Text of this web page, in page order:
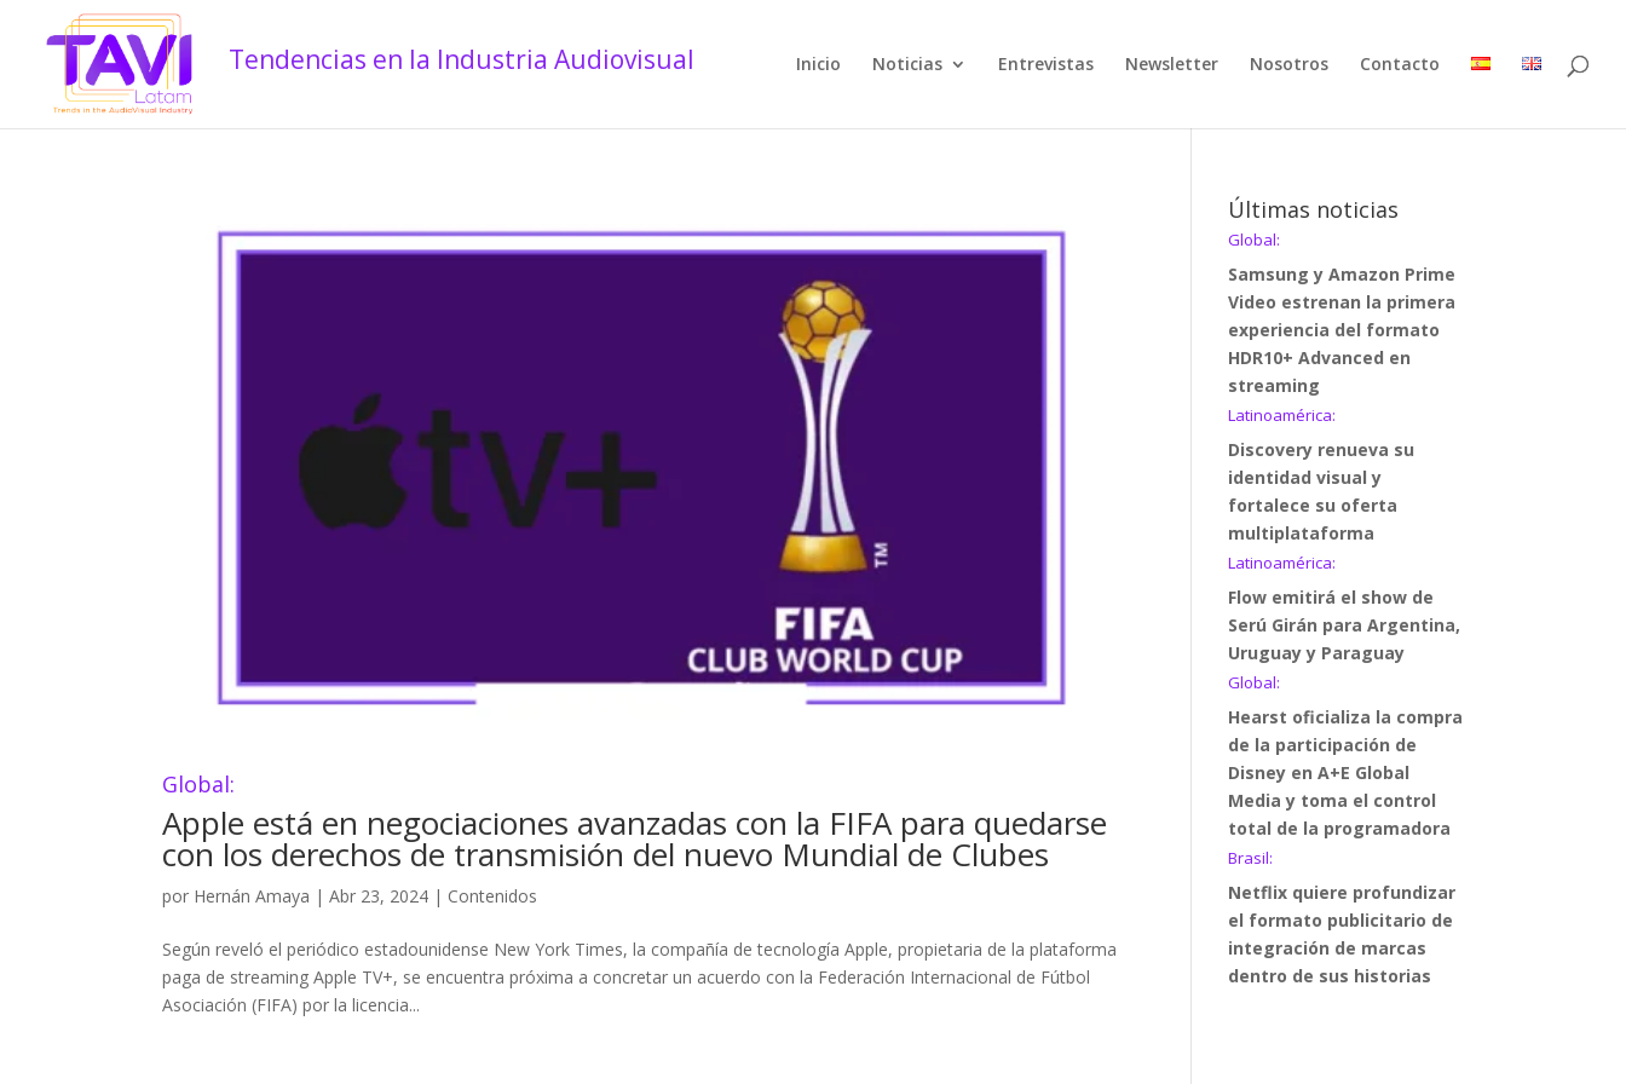
Inicio Noticias Entrevistas Newsletter Nosotros Contacto
Global:
Apple está en negociaciones avanzadas con la FIFA para quedarse
con los derechos de transmisión del nuevo Mundial de Clubes
por Hernán Amaya |Abr 23, 2024 | Contenidos
Según reveló el periódico estadounidense New York Times, la compañía de tecnología Apple, propietaria de la plataforma
paga de streaming Apple TV+, se encuentra próxima a concretar un acuerdo con la Federación Internacional de Fútbol
Asociación (FIFA) por la licencia...
Últimas noticias
Global:
Samsung y Amazon Prime
Video estrenan la primera
experiencia del formato
HDR10+ Advanced en
streaming
Latinoamérica:
Discovery renueva su
identidad visual y
fortalece su oferta
multiplataforma
Latinoamérica:
Flow emitirá el show de
Serú Girán para Argentina,
Uruguay y Paraguay
Global:
Hearst oficializa la compra
de la participación de
Disney en A+E Global
Media y toma el control
total de la programadora
Brasil:
Netflix quiere profundizar
el formato publicitario de
integración de marcas
dentro de sus historias